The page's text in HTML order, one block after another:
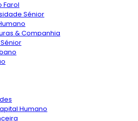
Farol
Sénior
& Companhia
Humano